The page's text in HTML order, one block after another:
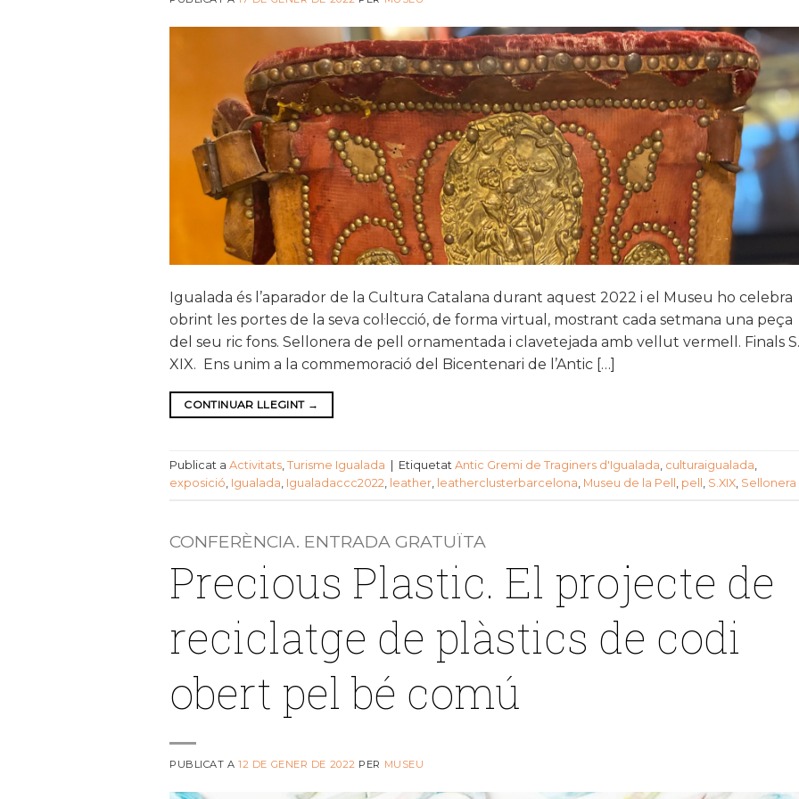
Igualada és l’aparador de la Cultura Catalana durant aquest 2022 i el Museu ho celebra
obrint les portes de la seva col·lecció, de forma virtual, mostrant cada setmana una peça
del seu ric fons. Sellonera de pell ornamentada i clavetejada amb vellut vermell. Finals S.
XIX. Ens unim a la commemoració del Bicentenari de l’Antic […]
CONTINUAR LLEGINT →
Publicat a Activitats Turisme Igualada Etiquetat Antic Gremi de Traginers d'Igualada culturaigualada
exposició Igualada Igualadaccc2022 leather leatherclusterbarcelona Museu de la Pell pell S.XIX Sellonera
CONFERÈNCIA. ENTRADA GRATUÏTA
Precious Plastic. El projecte de
reciclatge de plàstics de codi
obert pel bé comú
PUBLICAT A12 DE GENER DE 2022 PER MUSEU